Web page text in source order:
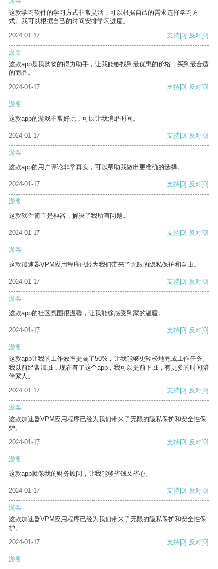
这款学习软件的学习方式非常灵活，可以根据自己的需求选择学习方
式。我可以根据自己的时间安排学习进度。
2024-01-17
支持[0] 反对[0]
游客
这款app是我购物的得力助手，让我能够找到最优惠的价格，买到最合适
的商品。
2024-01-17
支持[0] 反对[0]
游客
这款app的游戏非常好玩，可以让我消磨时间。
2024-01-17 支持[0] 反对[0]
游客
这款app的用户评论非常真实，可以帮助我做出更准确的选择。
2024-01-17 支持[0] 反对[0]
游客
这款软件简直是神器，解决了我所有问题。
2024-01-17 支持[0] 反对[0]
游客
这款加速器VPM应用程序已经为我们带来了无限的隐私保护和自由。
2024-01-17 支持[0] 反对[0]
游客
这款app的社区氛围很温馨，让我能够感受到家的温暖。
2024-01-17 支持[0] 反对[0]
游客
这款app让我的工作效率提高了50%，让我能够更轻松地完成工作任务。
我以前经常加班，现在有了这个app，我可以提前下班，有更多的时间陪
伴家人。
2024-01-17
支持[0] 反对[0]
游客
这款加速器VPM应用程序已经为我们带来了无限的隐私保护和安全性保
护。
2024-01-17
支持[0] 反对[0]
游客
这款app就像我的财务顾问，让我能够省钱又省心。
2024-01-17 支持[0] 反对[0]
游客
这款加速器VPM应用程序已经为我们带来了无限的隐私保护和安全性保
护。
2024-01-17
支持[0] 反对[0]
游客